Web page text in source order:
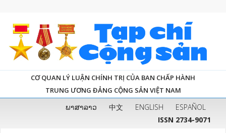
CƠ QUAN LÝ LUẬN CHÍNH TRỊ CỦA BAN CHẤP HÀNH
TRUNG ƯƠNG ĐẢNG CỘNG SẢN VIỆT NAM
ພາສາລາວ 中文 ENGLISH
ESPAÑOL
ISSN 2734-9071